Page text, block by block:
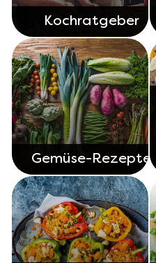
Kochratgeber
Gemüse-Rezepte